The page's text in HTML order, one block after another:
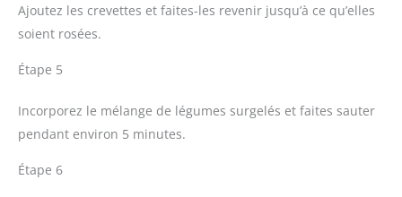
Ajoutez les crevettes et faites-les revenir jusqu’à ce qu’elles
soient rosées.
Étape 5
Incorporez le mélange de légumes surgelés et faites sauter
pendant environ 5 minutes.
Étape 6